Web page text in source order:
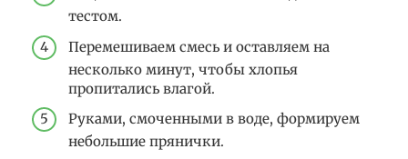
тестом.
Перемешиваем смесь и оставляем на
несколько минут, чтобы хлопья
пропитались влагой.
Руками, смоченными в воде, формируем
небольшие прянички.